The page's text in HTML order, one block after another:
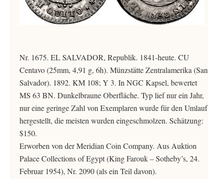
Nr. 1675. EL SALVADOR, Republik. 1841-heute. CU
Centavo (25mm, 4,91 g, 6h). Münzstätte Zentralamerika (San
Salvador). 1892. KM 108; Y 3. In NGC Kapsel, bewertet
MS 63 BN. Dunkelbraune Oberfläche. Typ lief nur ein Jahr,
nur eine geringe Zahl von Exemplaren wurde für den Umlauf
hergestellt, die meisten wurden eingeschmolzen. Schätzung:
$150.
Erworben von der Meridian Coin Company. Aus Auktion
Palace Collections of Egypt (King Farouk – Sotheby’s, 24.
Februar 1954), Nr. 2090 (als ein Teil davon).